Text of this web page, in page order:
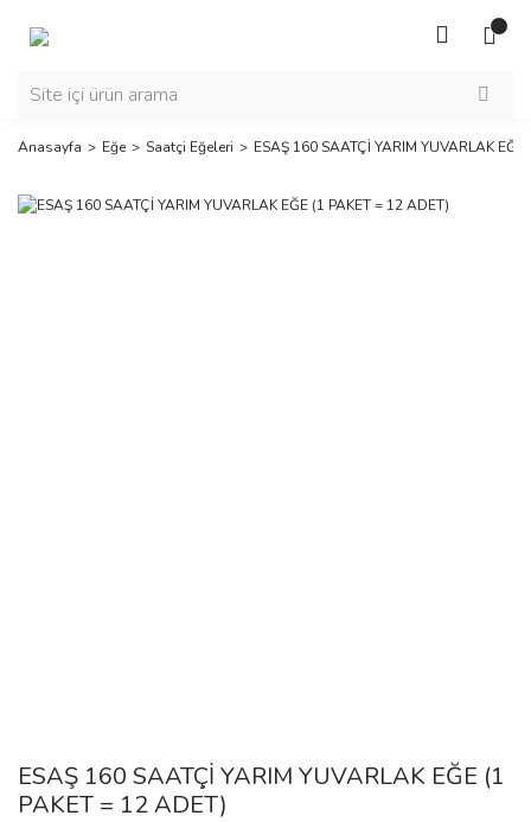
Anasayfa Eğe Saatçi Eğeleri ESAŞ 160 SAATÇİ YARIM YUVARLAK
ESAŞ 160 SAATÇİ YARIM YUVARLAK EĞE (1
PAKET = 12 ADET)